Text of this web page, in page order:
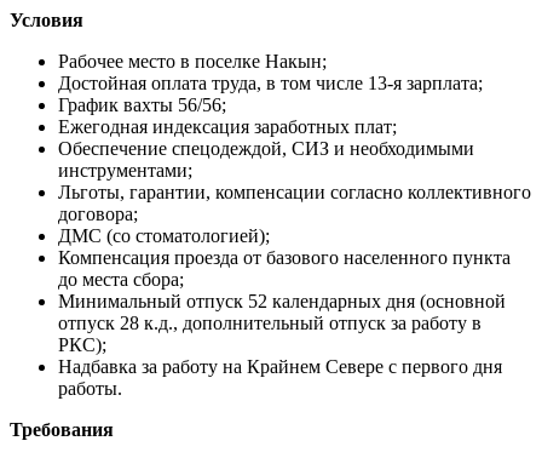
Условия
Рабочее место в поселке Накын;
Достойная оплата труда, в том числе 13-я зарплата;
График вахты 56/56;
Ежегодная индексация заработных плат;
Обеспечение спецодеждой, СИЗ и необходимыми
инструментами;
Льготы, гарантии, компенсации согласно коллективного
договора;
ДМС (со стоматологией);
Компенсация проезда от базового населенного пункта
до места сбора;
Минимальный отпуск 52 календарных дня (основной
отпуск 28 к.д., дополнительный отпуск за работу в
РКС);
Надбавка за работу на Крайнем Севере с первого дня
работы.
Требования